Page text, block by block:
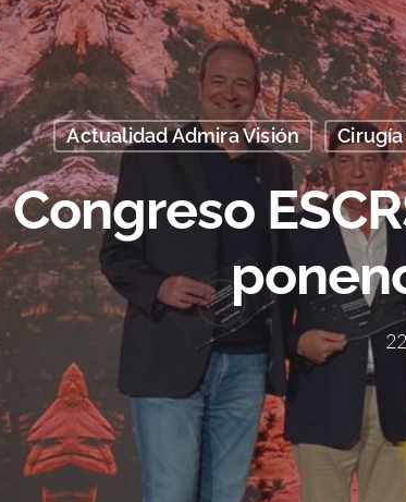
Actualidad Admira Visión
Congreso